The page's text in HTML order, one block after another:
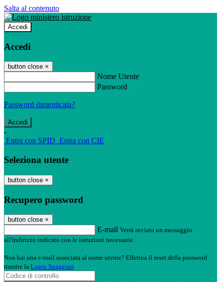
Salta al contenuto
Accedi
Accedi
button close ×
Nome Utente
Password
Password dimenticata?
-
Entra con SPID Entra con CIE
Seleziona utente
button close ×
Recupero password
button close ×
E-mail Verrà inviato un messaggio
all'indirizzo indicato con le istruzioni necessarie.
Non hai una e-mail associata al nome utente? Effettua il reset della password
tramite la Login Spaggiari